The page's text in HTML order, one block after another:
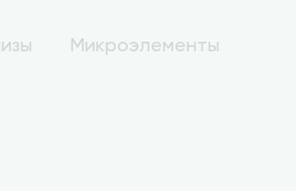
Микроэлементы